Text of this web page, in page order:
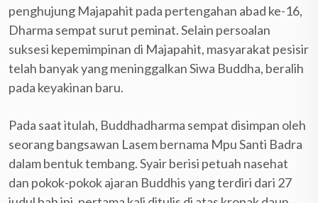
penghujung Majapahit pada pertengahan abad ke-16,
Dharma sempat surut peminat. Selain persoalan
suksesi kepemimpinan di Majapahit, masyarakat pesisir
telah banyak yang meninggalkan Siwa Buddha, beralih
pada keyakinan baru.
Pada saat itulah, Buddhadharma sempat disimpan oleh
seorang bangsawan Lasem bernama Mpu Santi Badra
dalam bentuk tembang. Syair berisi petuah nasehat
dan pokok-pokok ajaran Buddhis yang terdiri dari 27